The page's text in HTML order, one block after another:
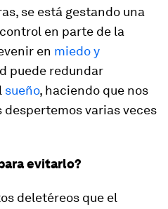
se está gestando una
en parte de la
en miedo y
puede redundar
sueño, haciendo que nos
varias veces
evitarlo?
deletéreos que el